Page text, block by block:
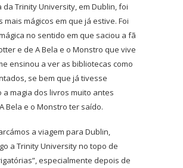
da Trinity University, em Dublin, foi
mais mágicos em que já estive. Foi
no sentido em que saciou a fã
e de A Bela e o Monstro que vive
ensinou a ver as bibliotecas como
se bem que já tivesse
a magia dos livros muito antes
Bela e o Monstro ter saído.
a viagem para Dublin,
a Trinity University no topo de
especialmente depois de